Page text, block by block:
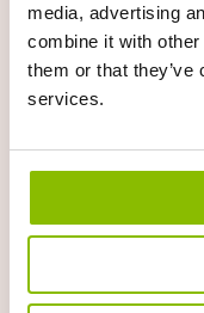
media, advertising
combine it with
them or that
services.